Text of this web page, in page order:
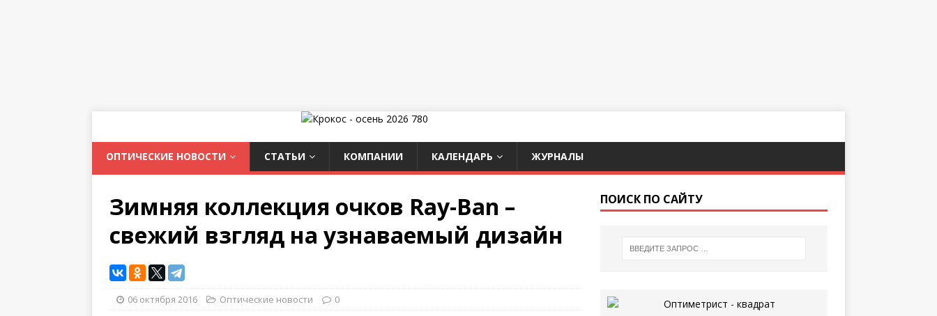
ОПТИЧЕСКИЕ НОВОСТИ СТАТЬИ КОМПАНИИ КАЛЕНДАРЬ ЖУРНАЛЫ
Зимняя коллекция очков Ray-Ban –
свежий взгляд на узнаваемый дизайн
06 октября 2016 Оптические новости 0
ПОИСК ПО САЙТУ